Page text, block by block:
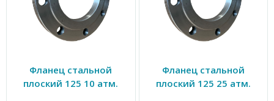
Фланец стальной
плоский 125 10 атм.
Фланец стальной
плоский 125 25 атм.